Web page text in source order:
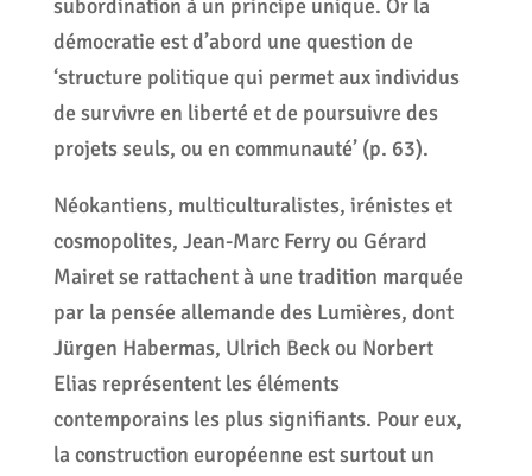
subordination à un principe unique. Or la
démocratie est d’abord une question de
‘structure politique qui permet aux individus
de survivre en liberté et de poursuivre des
projets seuls, ou en communauté’ (p. 63).
Néokantiens, multiculturalistes, irénistes et
cosmopolites, Jean-Marc Ferry ou Gérard
Mairet se rattachent à une tradition marquée
par la pensée allemande des Lumières, dont
Jürgen Habermas, Ulrich Beck ou Norbert
Elias représentent les éléments
contemporains les plus signifiants. Pour eux,
la construction européenne est surtout un